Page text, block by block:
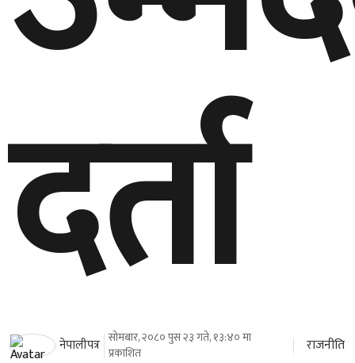
दर्ता
नेपालीपत्र सोमबार, २०८० पुस २३ गते, १३:४० मा
प्रकाशित
राजनीति